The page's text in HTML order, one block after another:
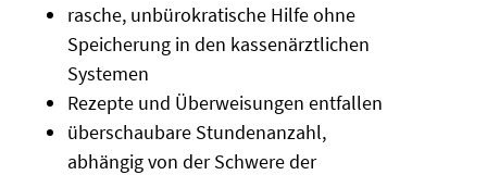
rasche, unbürokratische Hilfe ohne
Speicherung in den kassenärztlichen
Systemen
Rezepte und Überweisungen entfallen
überschaubare Stundenanzahl,
abhängig von der Schwere der